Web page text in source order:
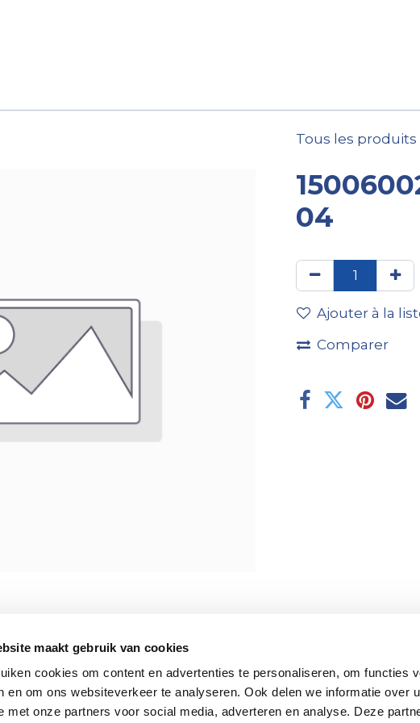
maakt gebruik van cookies
cookies om content en advertenties te personaliseren, om functies
en om ons websiteverkeer te analyseren. Ook delen we informatie over
met onze partners voor social media, adverteren en analyse. Deze
Tous les produits
04
Ajouter à la
Comparer